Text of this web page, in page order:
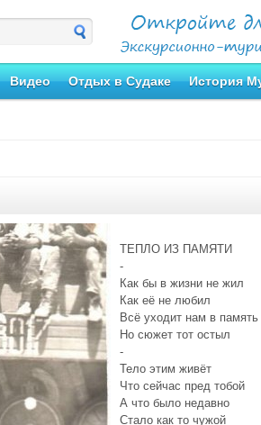
Видео Отдых в Судаке История
ТЕПЛО ИЗ ПАМЯТИ
-
Как бы в жизни не жил
Как её не любил
Всё уходит нам в память
Но сюжет тот остыл
-
Тело этим живёт
Что сейчас пред тобой
А что было недавно
Стало как то чужой